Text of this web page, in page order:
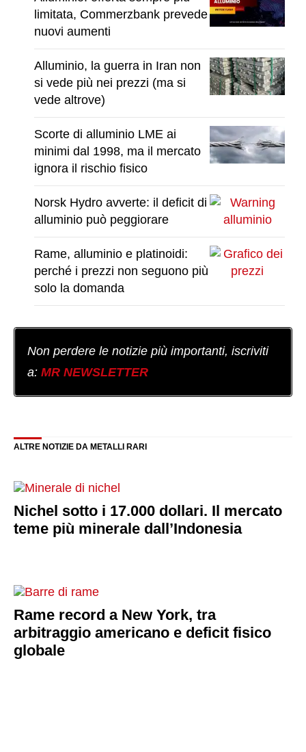
limitata, Commerzbank prevede
nuovi aumenti
Alluminio, la guerra in Iran non
si vede più nei prezzi (ma si
vede altrove)
Scorte di alluminio LME ai
minimi dal 1998, ma il mercato
ignora il rischio fisico
Norsk Hydro avverte: il deficit di
alluminio può peggiorare
Rame, alluminio e platinoidi:
perché i prezzi non seguono più
solo la domanda
Non perdere le notizie più importanti, iscriviti
a: MR NEWSLETTER
ALTRE NOTIZIE DA METALLI RARI
Nichel sotto i 17.000 dollari. Il mercato
teme più minerale dall’Indonesia
Rame record a New York, tra
arbitraggio americano e deficit fisico
globale